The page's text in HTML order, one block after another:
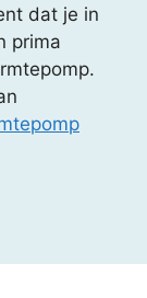
dat je in
prima